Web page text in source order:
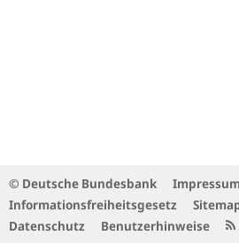
© Deutsche Bundesbank
Impressum
Informationsfreiheitsgesetz
Datenschutz
Benutzerhinweise